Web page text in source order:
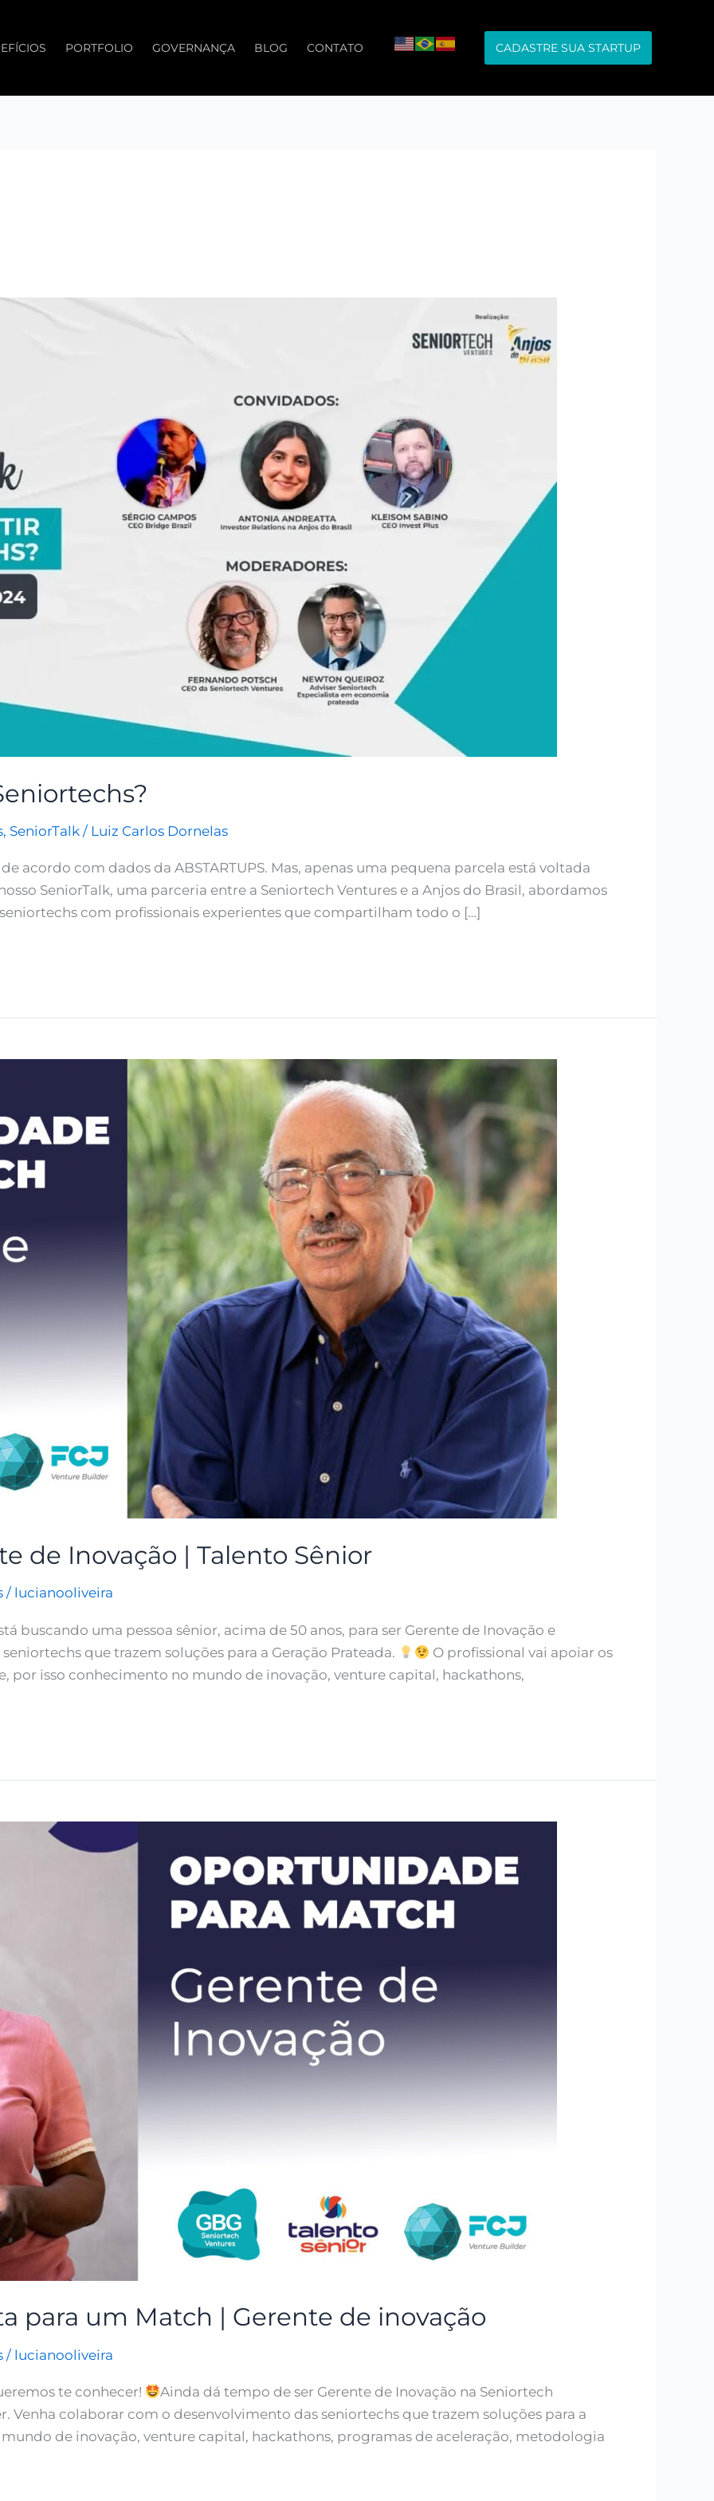
PORTFOLIO GOVERNANÇA BLOG CONTATO CADASTRE SUA STARTUP
, SeniorTalk / Luiz Carlos Dornelas
acordo com dados da ABSTARTUPS. Mas, apenas uma pequena parcela está voltada
SeniorTalk, uma parceria entre a Seniortech Ventures e a Anjos do Brasil, abordamos
com profissionais experientes que compartilham todo o […]
de Inovação | Talento Sênior
/ lucianooliveira
buscando uma pessoa sênior, acima de 50 anos, para ser Gerente de Inovação e
que trazem soluções para a Geração Prateada.
O profissional vai apoiar os
por isso conhecimento no mundo de inovação, venture capital, hackathons,
para um Match | Gerente de inovação
/ lucianooliveira
te conhecer!
Ainda dá tempo de ser Gerente de Inovação na Seniortech
Venha colaborar com o desenvolvimento das seniortechs que trazem soluções para a
de inovação, venture capital, hackathons, programas de aceleração, metodologia